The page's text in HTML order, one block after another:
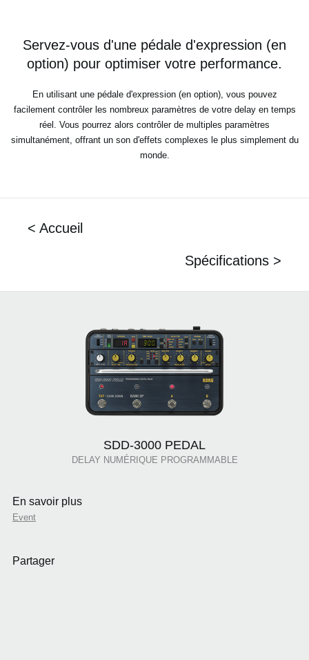
Servez-vous d'une pédale d'expression (en
option) pour optimiser votre performance.
En utilisant une pédale d'expression (en option), vous pouvez
facilement contrôler les nombreux paramètres de votre delay en temps
réel. Vous pourrez alors contrôler de multiples paramètres
simultanément, offrant un son d'effets complexes le plus simplement du
monde.
< Accueil
Spécifications >
SDD-3000 PEDAL
DELAY NUMÉRIQUE PROGRAMMABLE
En savoir plus
Event
Partager